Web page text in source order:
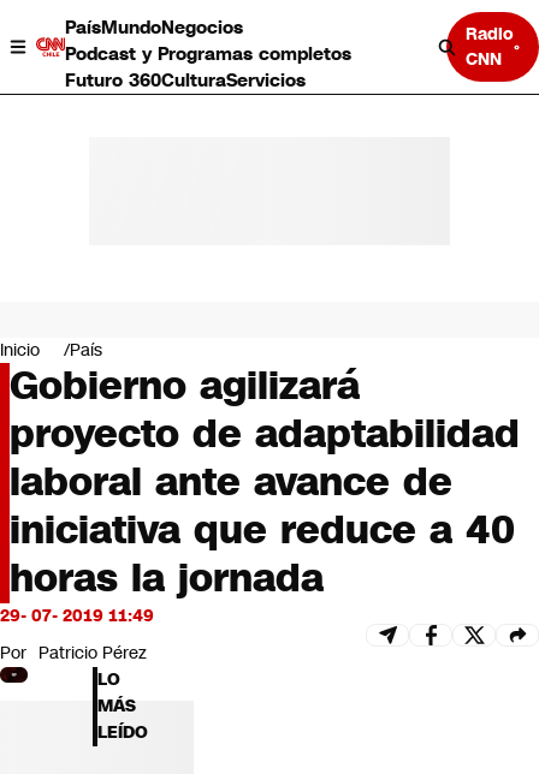
PaísMundoNegocios
Podcast y Programas completos
Futuro 360CulturaServicios
Radio
CNN
Negocios
Deportes
Programas completos
Cultura
Servicios
Bits
CNN tiempo
Opinión
Inicio País
Gobierno agilizará
proyecto de adaptabilidad
laboral ante avance de
iniciativa que reduce a 40
horas la jornada
29- 07- 2019 11:49
Por Patricio Pérez
LO
MÁS
LEÍDO